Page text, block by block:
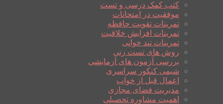
کتب کمک درسی و تست
موفقیت در امتحانات
تمرینات تقویت حافظه
تمرینات افزایش خلاقیت
تمرینات تند خوانی
روش های تست زنی
بررسی آزمون های آزمایشی
شیمی کنکور سراسری
اعمال قبل از خواب
مدیریت فضای مجازی
اهمیت مشاوره تحصیلی